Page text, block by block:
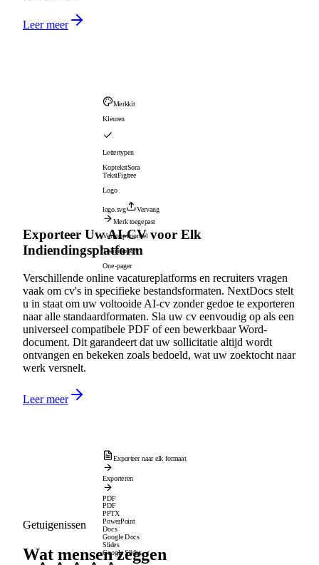
Leer meer
Merkkit
Kleuren
Lettertypen
KoptekstSora
TekstFigtree
Logo
logo.svg
Vervang
Merk toegepast
Verkoopvoorstel
Teamrapport
One-pager
Exporteer Uw AI-CV voor Elk
Indiendingsplatform
Verschillende online vacatureplatforms en recruiters vragen
vaak om cv's in specifieke bestandsformaten. NextDocs stelt
u in staat om uw voltooide AI-cv zonder gedoe te exporteren
naar alle standaardformaten. Sla uw cv eenvoudig op als een
universeel compatibele PDF of een bewerkbaar Word-
document. Dit garandeert dat uw sollicitatie altijd wordt
ontvangen en bekeken zoals bedoeld, wat uw zoektocht naar
werk versnelt.
Leer meer
Exporteer naar elk formaat
Exporteren
PDF
PDF
PPTX
PowerPoint
Docs
Google Docs
Slides
Google Slides
Getuigenissen
Wat mensen zeggen